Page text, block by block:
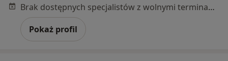
Brak dostępnych specjalistów z wolnymi terminami w tym centrum medycznym.
Pokaż profil